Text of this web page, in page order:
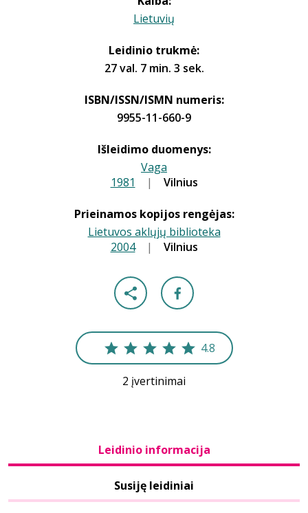
Lietuvių
Leidinio trukmė:
27 val. 7 min. 3 sek.
ISBN/ISSN/ISMN numeris:
9955-11-660-9
Išleidimo duomenys:
Vaga
1981 | Vilnius
Prieinamos kopijos rengėjas:
Lietuvos aklųjų biblioteka
2004 | Vilnius
4.8
2 įvertinimai
Leidinio informacija
Susiję leidiniai